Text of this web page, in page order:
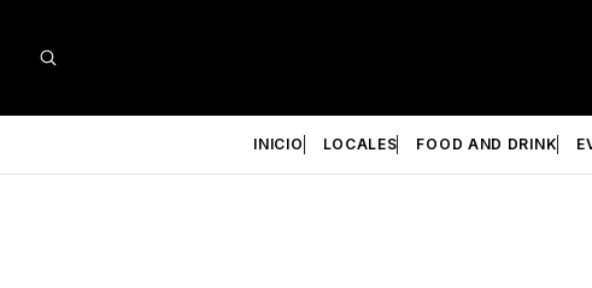
INICIO LOCALES FOOD AND DRINK